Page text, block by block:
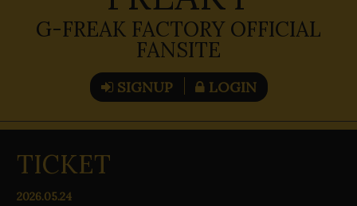
G-FREAK FACTORY OFFICIAL
FANSITE
SIGNUP LOGIN
TICKET
2026.05.24